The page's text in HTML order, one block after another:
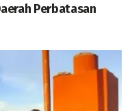
Perbatasan